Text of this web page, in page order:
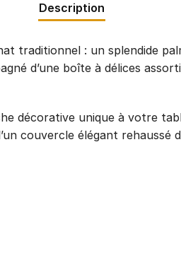
Description
traditionnel : un splendide
d’une boîte à délices
décorative unique à votre
couvercle élégant